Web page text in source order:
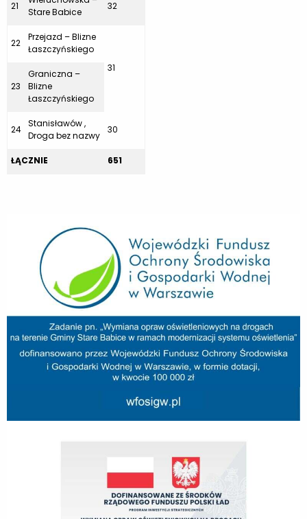
21
Stare Babice
32
22
Przejazd – Blizne
Łaszczyńskiego
31
23
Graniczna –
Blizne
Łaszczyńskiego
24
Stanisławów ,
Droga bez nazwy
30
ŁĄCZNIE 651